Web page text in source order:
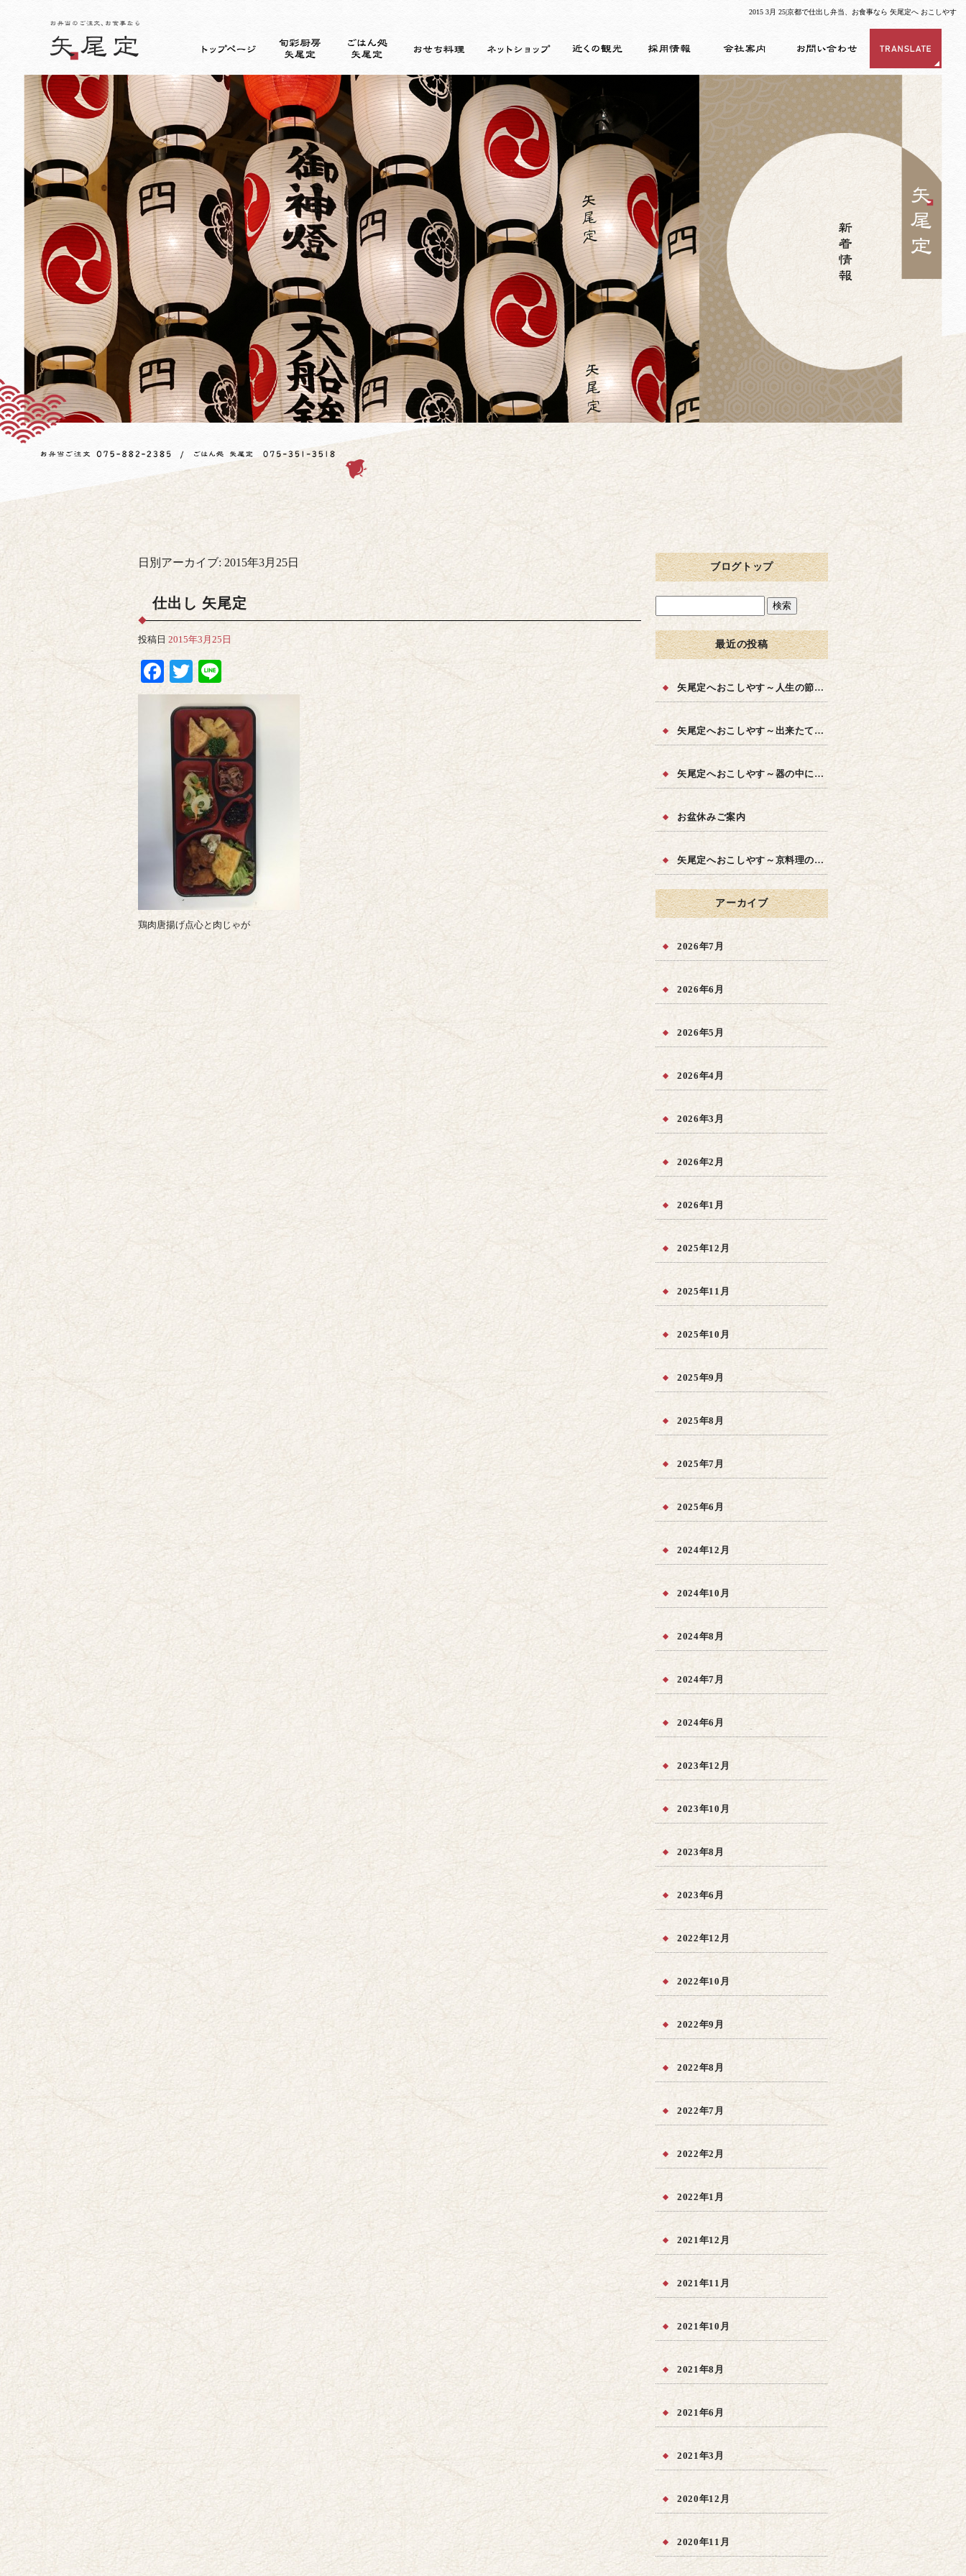
2015 3月 25|京都で仕出し弁当、お食事なら 矢尾定へ おこしやす
日別アーカイブ: 2015年3月25日
仕出し 矢尾定
投稿日 2015年3月25日
Facebook
Twitter
Line
鶏肉唐揚げ点心と肉じゃが
ブログトップ
最近の投稿
矢尾定へおこしやす～人生の節目に～
矢尾定へおこしやす～出来たての品質を～
矢尾定へおこしやす～器の中に四季を～
お盆休みご案内
矢尾定へおこしやす～京料理の味を～
アーカイブ
2026年7月
2026年6月
2026年5月
2026年4月
2026年3月
2026年2月
2026年1月
2025年12月
2025年11月
2025年10月
2025年9月
2025年8月
2025年7月
2025年6月
2024年12月
2024年10月
2024年8月
2024年7月
2024年6月
2023年12月
2023年10月
2023年8月
2023年6月
2022年12月
2022年10月
2022年9月
2022年8月
2022年7月
2022年2月
2022年1月
2021年12月
2021年11月
2021年10月
2021年8月
2021年6月
2021年3月
2020年12月
2020年11月